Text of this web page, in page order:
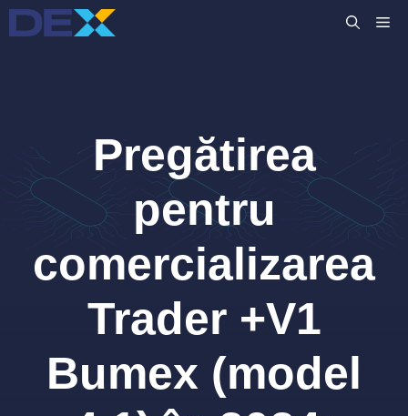
Sari
la
Pregătirea
pentru
comercializarea
Trader +V1
Bumex (model